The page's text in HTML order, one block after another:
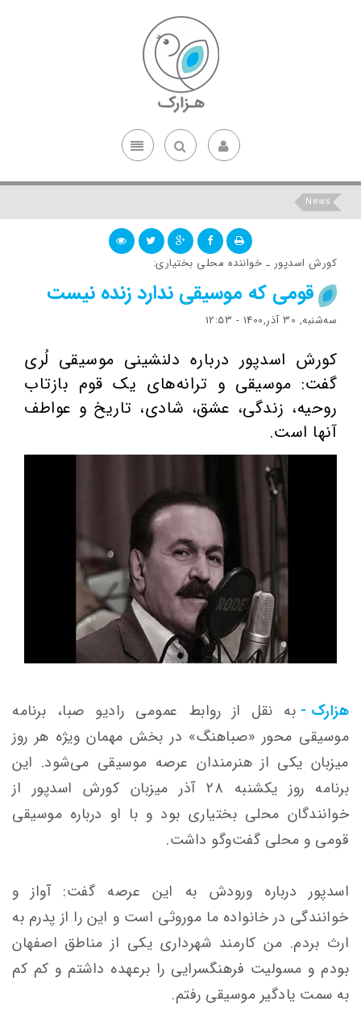
News
کورش اسدپور ـ خواننده محلی بختیاری:
قومی که موسیقی ندارد زنده نیست
ﺳﻪشنبه, 30 آذر,1400 - 12:53
کورش اسدپور درباره دلنشینی موسیقی لُری
گفت: موسیقی و ترانه‌های یک قوم بازتاب
روحیه، زندگی، عشق، شادی، تاریخ و عواطف
آنها است.
هزارک - به نقل از روابط عمومی رادیو صبا، برنامه
موسیقی محور «صباهنگ» در بخش مهمان ویژه هر روز
میزبان یکی از هنرمندان عرصه موسیقی می‌شود. این
برنامه روز یکشنبه ۲۸ آذر میزبان کورش اسدپور از
خوانندگان محلی بختیاری بود و با او درباره موسیقی
قومی و محلی گفت‌وگو داشت.
اسدپور درباره ورودش به این عرصه گفت: آواز و
خوانندگی در خانواده ما موروثی است و این را از پدرم به
ارث بردم. من کارمند شهرداری یکی از مناطق اصفهان
بودم و مسولیت فرهنگسرایی را برعهده داشتم و کم کم
به سمت یادگیر موسیقی رفتم.